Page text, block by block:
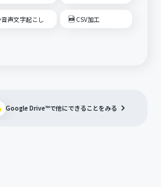
音声文字起こし CSV加工
Google Drive™で他にできることをみる